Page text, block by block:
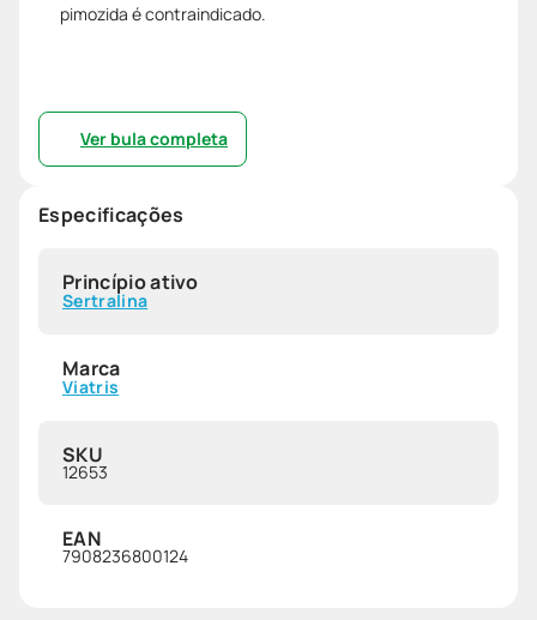
pimozida é contraindicado.
Ver bula completa
Especificações
Princípio ativo
Sertralina
Marca
Viatris
SKU
12653
EAN
7908236800124